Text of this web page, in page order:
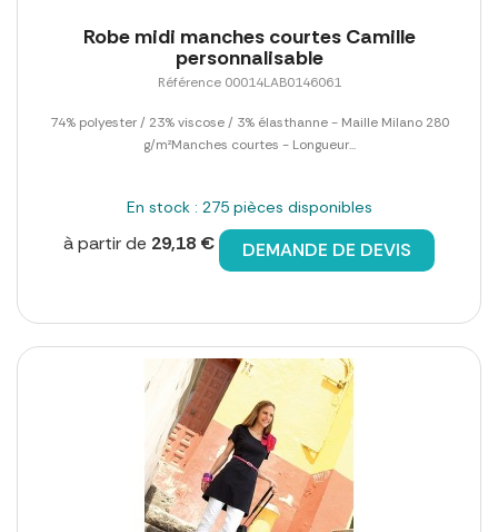
Robe midi manches courtes Camille
personnalisable
Référence 00014LAB0146061
74% polyester / 23% viscose / 3% élasthanne - Maille Milano 280
g/m²Manches courtes - Longueur...
En stock : 275 pièces disponibles
à partir de 29,18 € DEMANDE DE DEVIS